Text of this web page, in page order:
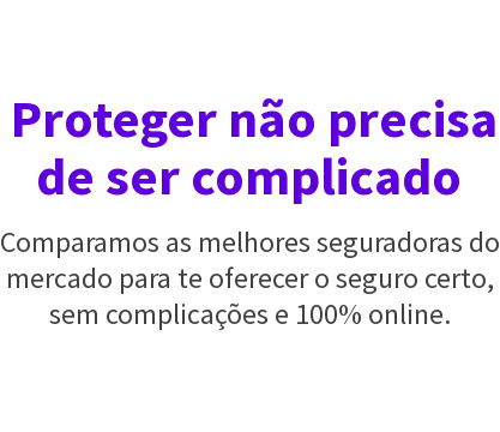
Proteger não precisa
de ser complicado
Comparamos as melhores seguradoras do
mercado para te oferecer o seguro certo,
sem complicações e 100% online.